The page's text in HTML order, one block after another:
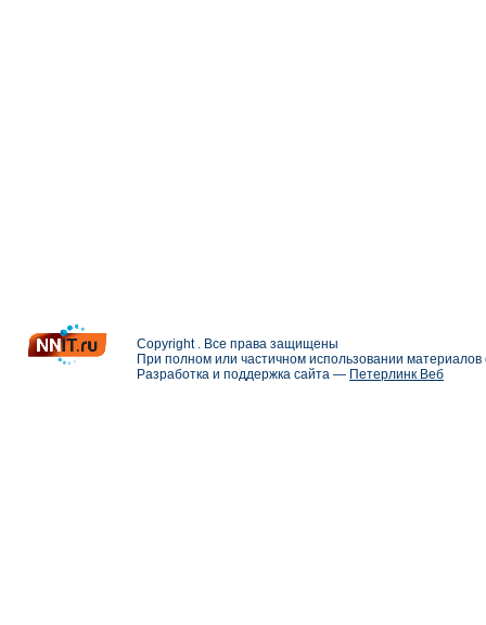
Copyright . Все права защищены
При полном или частичном использовании
Разработка и поддержка сайта — Петерлинк Веб